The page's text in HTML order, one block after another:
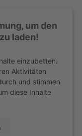
um den
laden!
einzubetten.
Aktivitäten
und stimmen
diese Inhalte